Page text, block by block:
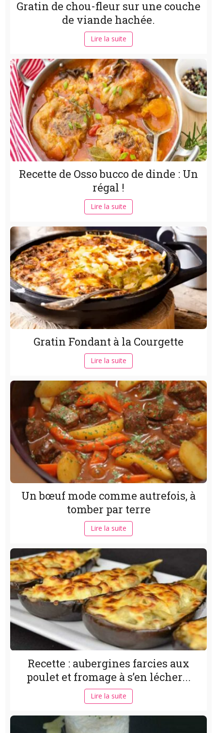
Gratin de chou-fleur sur une couche
de viande hachée.
Lire la suite
Recette de Osso bucco de dinde : Un
régal !
Lire la suite
Gratin Fondant à la Courgette
Lire la suite
Un bœuf mode comme autrefois, à
tomber par terre
Lire la suite
Recette : aubergines farcies aux
poulet et fromage à s’en lécher...
Lire la suite